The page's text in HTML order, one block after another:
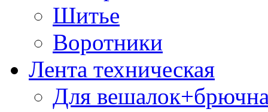
Шитье
Воротники
Лента техническая
Для